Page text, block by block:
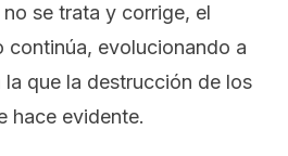
se trata y corrige, el
continúa, evolucionando a
que la destrucción de los
hace evidente.